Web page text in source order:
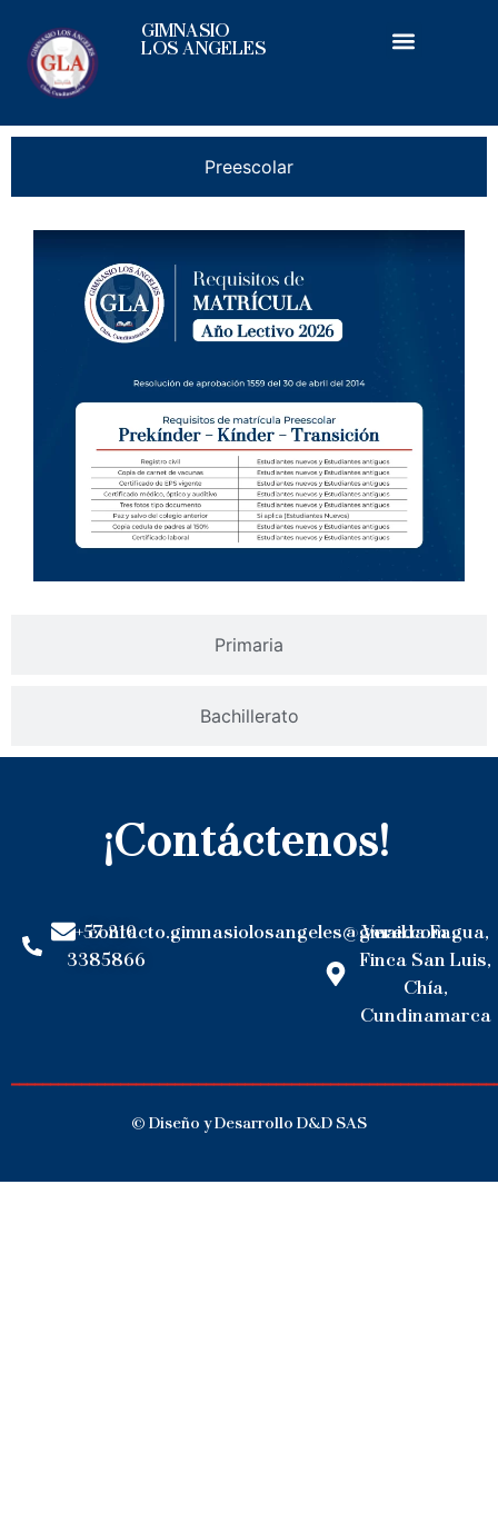
GIMNASIO
LOS ANGELES
Preescolar
Primaria
Bachillerato
¡Contáctenos!
+57 310
3385866
contacto.gimnasiolosangeles@gmail.com
Vereda Fagua,
Finca San Luis,
Chía,
Cundinamarca
© Diseño y Desarrollo D&D SAS